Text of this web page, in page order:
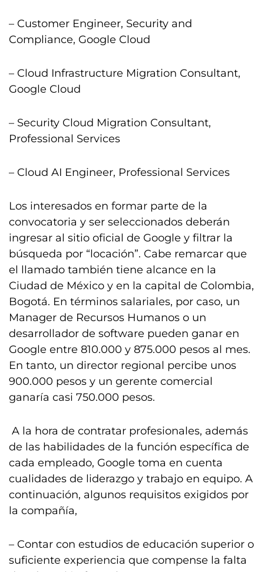
– Customer Engineer, Security and
Compliance, Google Cloud
– Cloud Infrastructure Migration Consultant,
Google Cloud
– Security Cloud Migration Consultant,
Professional Services
– Cloud AI Engineer, Professional Services
Los interesados en formar parte de la
convocatoria y ser seleccionados deberán
ingresar al sitio oficial de Google y filtrar la
búsqueda por “locación”. Cabe remarcar que
el llamado también tiene alcance en la
Ciudad de México y en la capital de Colombia,
Bogotá. En términos salariales, por caso, un
Manager de Recursos Humanos o un
desarrollador de software pueden ganar en
Google entre 810.000 y 875.000 pesos al mes.
En tanto, un director regional percibe unos
900.000 pesos y un gerente comercial
ganaría casi 750.000 pesos.
A la hora de contratar profesionales, además
de las habilidades de la función específica de
cada empleado, Google toma en cuenta
cualidades de liderazgo y trabajo en equipo. A
continuación, algunos requisitos exigidos por
la compañía,
– Contar con estudios de educación superior o
suficiente experiencia que compense la falta